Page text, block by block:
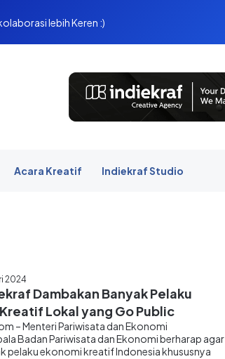
lebih Keren :)
Acara Kreatif Indiekraf Studio
2024
Dambakan Banyak Pelaku
Lokal yang Go Public
– Menteri Pariwisata dan Ekonomi
Badan Pariwisata dan Ekonomi berharap agar
pelaku ekonomi kreatif Indonesia khususnya